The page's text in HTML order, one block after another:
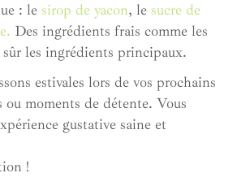
: le sirop de yacon, le sucre de
Des ingrédients frais comme les
les ingrédients principaux.
estivales lors de vos prochains
ou moments de détente. Vous
gustative saine et
!